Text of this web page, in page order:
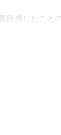
段感じたこと